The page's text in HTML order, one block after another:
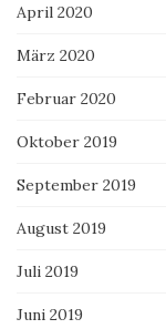
April 2020
März 2020
Februar 2020
Oktober 2019
September 2019
August 2019
Juli 2019
Juni 2019